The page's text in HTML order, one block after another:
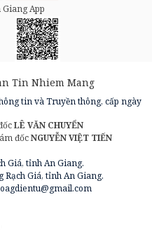
App
tin và Truyền thông, cấp ngày
LÊ VĂN CHUYỂN
đốcNGUYỄN VIỆT TIẾN
Giá, tỉnh An Giang.
Rạch Giá, tỉnh An Giang.